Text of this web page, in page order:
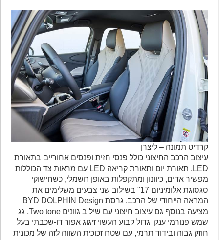
קרדיט תמונה – ליצרן
עיצוב הרכב החיצוני כולל פנסי חזית ופנסים אחוריים בתאורת
LED, תאורת יום ותאורת קריאה LED עם מראות צד הכוללות
מפשיר אדים, כיוונון ומתקפלות באופן חשמלי, כשחישוקי
סגסוגת אלומיניום 17" בשילוב שני צבעים משלימים את
המראה הייחודי של הרכב. גרסת BYD DOLPHIN Design
מציעה בנוסף גם עיצוב חיצוני עם שילוב גוונים Two tone, גג
שמש פנורמי ענק גדול קבוע העשוי זיגוג אפור דו-שכבתי בעל
חוזק גבוה ובידוד תרמי, עם שטח זכוכית השווה לזה של מכונית